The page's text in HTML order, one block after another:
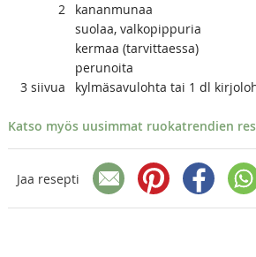
2
kananmunaa
suolaa, valkopippuria
kermaa (tarvittaessa)
perunoita
3 siivua kylmäsavulohta tai 1 dl
Katso myös uusimmat ruokatrendien
Jaa resepti